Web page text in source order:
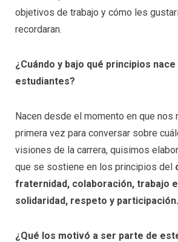
objetivos de trabajo y cómo les
recordaran.
¿Cuándo y bajo qué principios
estudiantes?
Nacen desde el momento en que nos
primera vez para conversar sobre
visiones de la carrera, quisimos
que se sostiene en los principios del
fraternidad, colaboración, trabajo
solidaridad, respeto y participación.
¿Qué los motivó a ser parte de